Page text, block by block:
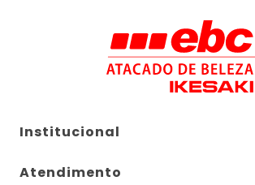
Institucional
Atendimento